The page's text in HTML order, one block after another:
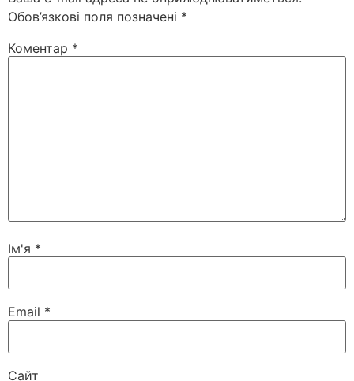
Обов’язкові поля позначені *
Коментар *
Ім'я *
Email *
Сайт